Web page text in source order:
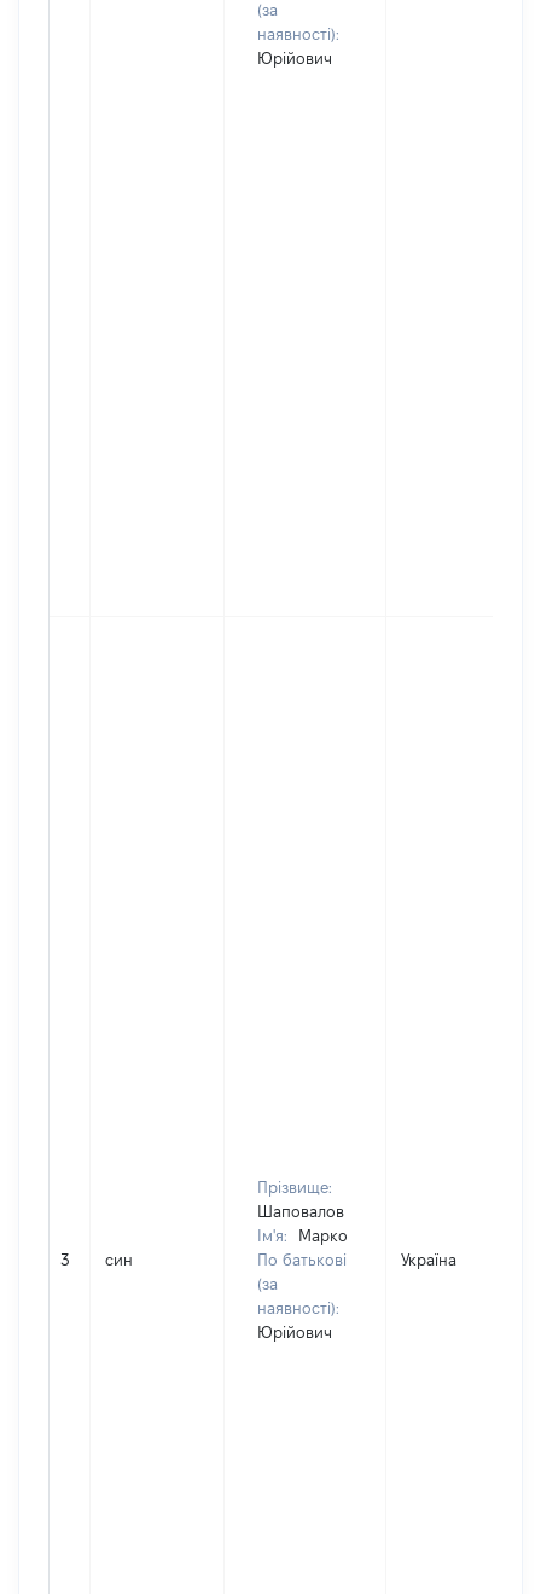
(за
наявності):
Юрійович
3 син
Прізвище:
Шаповалов
Ім'я:
Марко
По батькові
(за
наявності):
Юрійович
Україна